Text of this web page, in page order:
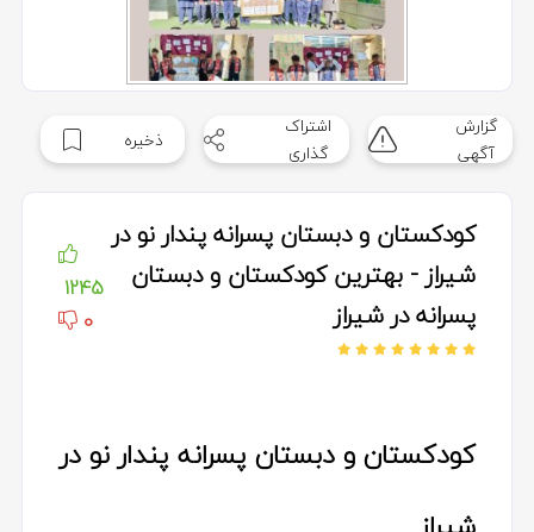
گزارش
آگهی
اشتراک
گذاری
ذخیره
کودکستان و دبستان پسرانه پندار نو در
شیراز - بهترین کودکستان و دبستان
پسرانه در شیراز
1245
0
کودکستان و دبستان پسرانه پندار نو در